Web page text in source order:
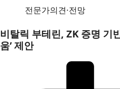
전문가의견·전망
비탈릭 부테린, ZK 증명 기
움’ 제안